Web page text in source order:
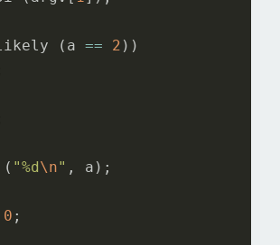
( a == 2 ))
( "%d\n" , a );
0 ;